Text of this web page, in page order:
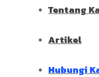
Tentang
Artikel
Hubungi